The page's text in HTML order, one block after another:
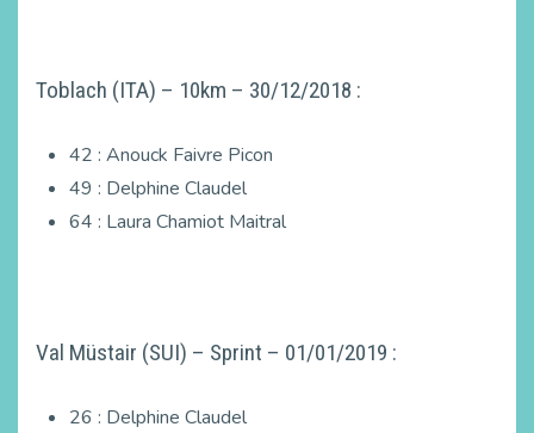
Toblach (ITA) – 10km – 30/12/2018 :
42 : Anouck Faivre Picon
49 : Delphine Claudel
64 : Laura Chamiot Maitral
Val Müstair (SUI) – Sprint – 01/01/2019 :
26 : Delphine Claudel